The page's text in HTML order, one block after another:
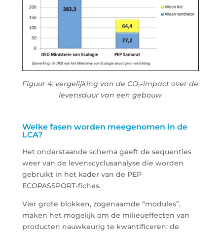
Figuur 4: vergelijking van de CO₂-impact over de
levensduur van een gebouw
Welke fasen worden meegenomen in de
LCA?
Het onderstaande schema geeft de sequenties
weer van de levenscyclusanalyse die worden
gebruikt in het kader van de PEP
ECOPASSPORT-fiches.
Vier grote blokken, zogenaamde “modules”,
maken het mogelijk om de milieueffecten van
producten nauwkeurig te kwantificeren: de